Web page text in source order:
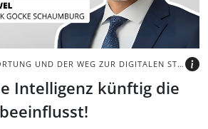
VERTRAUEN, VERANTWORTUNG UND DER WEG ZUR DIGITALEN STEUERBERATUNG
Intelligenz künftig die
@TAX&BYTES